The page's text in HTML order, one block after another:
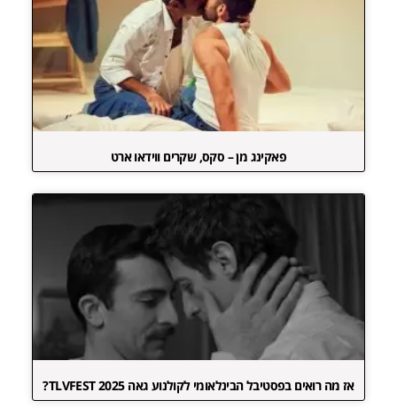
פאקינג מן – סקס, שקרים ווידאו ארט
אז מה רואים בפסטיבל הבינלאומי לקולנוע גאה TLVFEST 2025?